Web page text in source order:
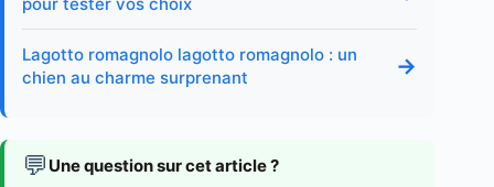
Lagotto romagnolo lagotto romagnolo : un
chien au charme surprenant
→
💬 Une question sur cet article ?